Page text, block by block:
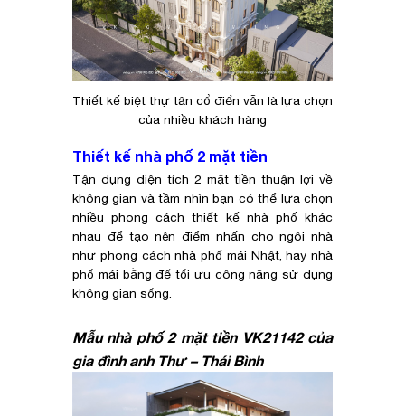
Thiết kế biệt thự tân cổ điển vẫn là lựa chọn
của nhiều khách hàng
Thiết kế nhà phố 2 mặt tiền
Tận dụng diện tích 2 mặt tiền thuận lợi về
không gian và tầm nhìn bạn có thể lựa chọn
nhiều phong cách thiết kế nhà phố khác
nhau để tạo nên điểm nhấn cho ngôi nhà
như phong cách nhà phố mái Nhật, hay nhà
phố mái bằng để tối ưu công năng sử dụng
không gian sống.
Mẫu nhà phố 2 mặt tiền VK21142 của
gia đình anh Thư – Thái Bình